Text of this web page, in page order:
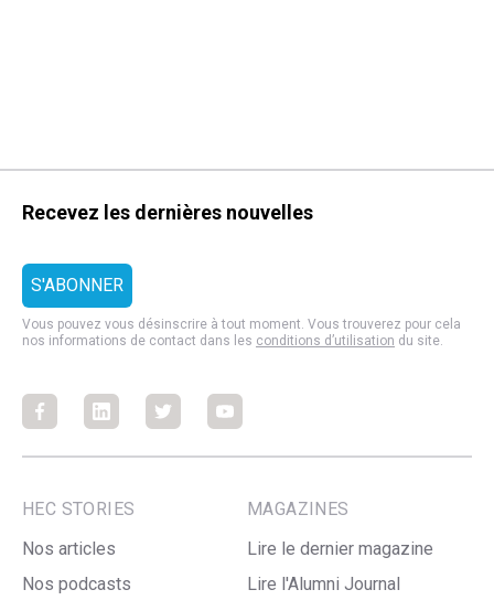
Recevez les dernières nouvelles
Vous pouvez vous désinscrire à tout moment. Vous trouverez pour cela
nos informations de contact dans les conditions d’utilisation du site.
FacebookFacebookFacebookFacebook
HEC STORIES
Nos articles
Nos podcasts
MAGAZINES
Lire le dernier magazine
Lire l'Alumni Journal